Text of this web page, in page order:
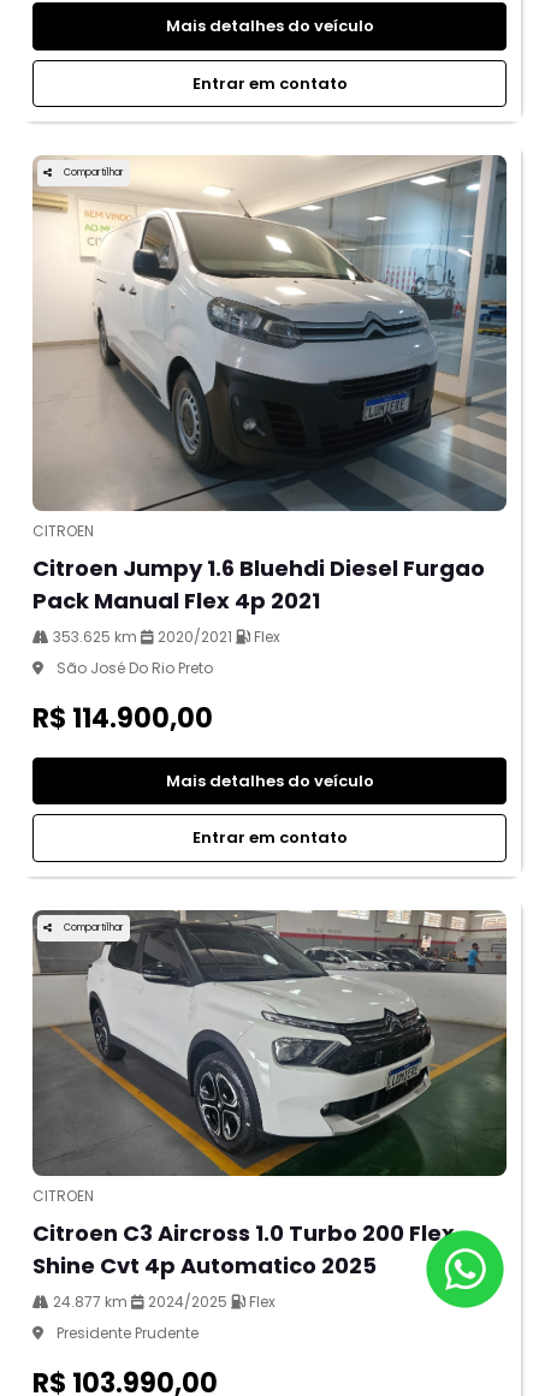
Mais detalhes do veículo
Entrar em contato
Compartilhar
CITROEN
Citroen Jumpy 1.6 Bluehdi Diesel Furgao
Pack Manual Flex 4p 2021
353.625 km 2020/2021
Flex
São José Do Rio Preto
R$ 114.900,00
Mais detalhes do veículo
Entrar em contato
Compartilhar
CITROEN
Citroen C3 Aircross 1.0 Turbo 200 Flex
Shine Cvt 4p Automatico 2025
24.877 km 2024/2025
Flex
Presidente Prudente
R$ 103.990,00